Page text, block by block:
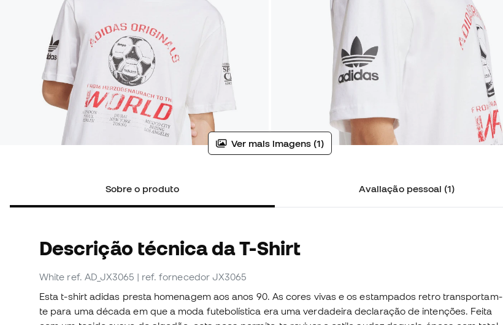
Ver mais imagens (1)
Sobre o produto Avaliação pessoal (1)
Descrição técnica da T-Shirt
White ref. AD_JX3065 | ref. fornecedor JX3065
Esta t-shirt adidas presta homenagem aos anos 90. As cores vivas e os estampados retro transportam-
te para uma década em que a moda futebolística era uma verdadeira declaração de intenções. Feita